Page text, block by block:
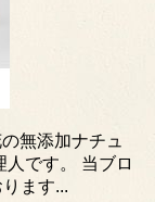
無添加ナチュ
です。 当ブロ
ます...